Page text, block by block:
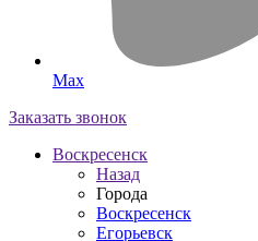
Max
Заказать звонок
Воскресенск
Назад
Города
Воскресенск
Егорьевск